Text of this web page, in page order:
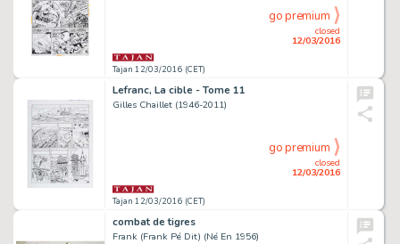
Tajan 12/03/2016 (CET)
closed
12/03/2016
go premium
Lefranc, La cible - Tome 11
Gilles Chaillet (1946-2011)
Tajan 12/03/2016 (CET)
closed
12/03/2016
go premium
combat de tigres
Frank (Frank Pé Dit) (Né En 1956)